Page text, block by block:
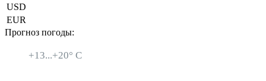
USD
EUR
Прогноз погоды:
+13...+20° C